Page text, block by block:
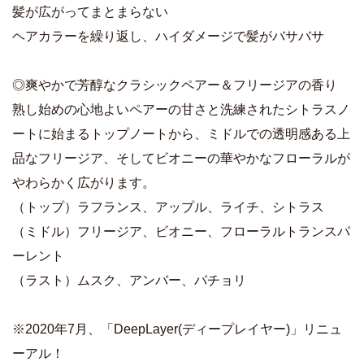
髪が広がってまとまらない
ヘアカラーを繰り返し、ハイダメージで髪がバサバサ
◎爽やかで芳醇なクラシックペアー＆フリージアの香り
熟し始めの心地よいペアーの甘さと洗練されたシトラスノ
ートに始まるトップノートから、ミドルでの透明感ある上
品なフリージア、そしてビオニーの華やかなフローラルが
やわらかく広がります。
（トップ）ラフランス、アップル、ライチ、シトラス
（ミドル）フリージア、ビオニー、フローラルトランスパ
ーレント
（ラスト）ムスク、アンバー、パチョリ
※2020年7月、「DeepLayer(ディープレイヤー)」リニュ
ーアル！